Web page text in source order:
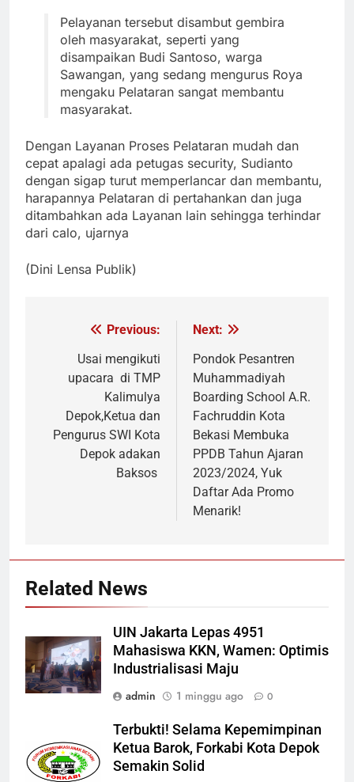
Pelayanan tersebut disambut gembira
oleh masyarakat, seperti yang
disampaikan Budi Santoso, warga
Sawangan, yang sedang mengurus Roya
mengaku Pelataran sangat membantu
masyarakat.
Dengan Layanan Proses Pelataran mudah dan
cepat apalagi ada petugas security, Sudianto
dengan sigap turut memperlancar dan membantu,
harapannya Pelataran di pertahankan dan juga
ditambahkan ada Layanan lain sehingga terhindar
dari calo, ujarnya
(Dini Lensa Publik)
NavigasiPrevious:
Usai mengikuti
upacara di TMP
Kalimulya
Depok,Ketua dan
Pengurus SWI Kota
Depok adakan
Baksos
Next:
Pondok Pesantren
Muhammadiyah
Boarding School A.R.
Fachruddin Kota
Bekasi Membuka
PPDB Tahun Ajaran
2023/2024, Yuk
Daftar Ada Promo
Menarik!
Related News
UIN Jakarta Lepas 4951
Mahasiswa KKN, Wamen: Optimis
Industrialisasi Maju
admin
1 minggu ago 0
Terbukti! Selama Kepemimpinan
Ketua Barok, Forkabi Kota Depok
Semakin Solid